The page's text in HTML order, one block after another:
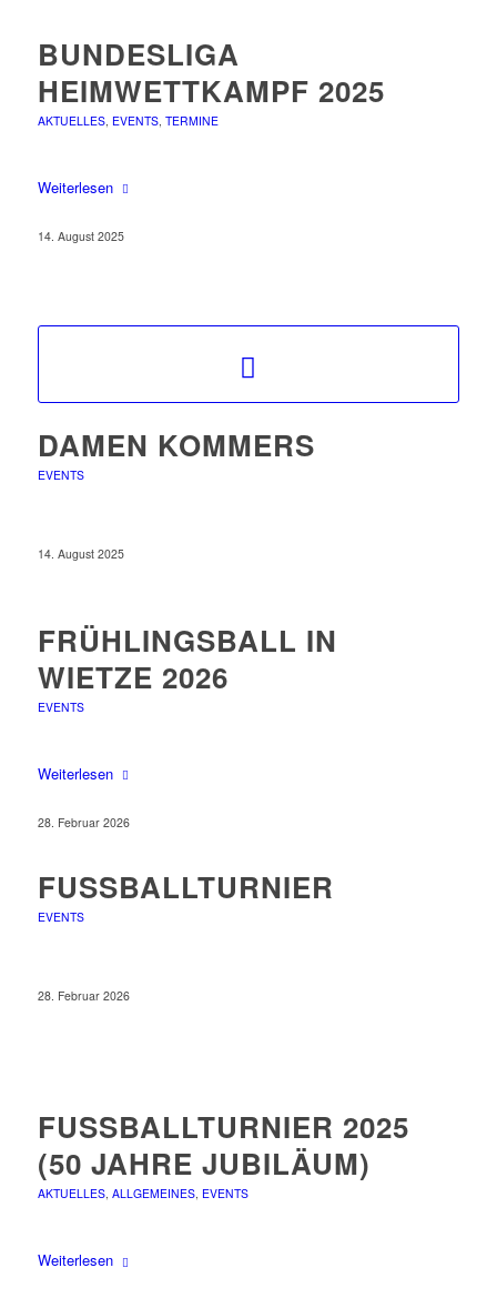
BUNDESLIGA
HEIMWETTKAMPF 2025
AKTUELLES, EVENTS, TERMINE
Weiterlesen
14. August 2025
DAMEN KOMMERS
EVENTS
14. August 2025
FRÜHLINGSBALL IN
WIETZE 2026
EVENTS
Weiterlesen
28. Februar 2026
FUSSBALLTURNIER
EVENTS
28. Februar 2026
FUSSBALLTURNIER 2025 (
50 JAHRE JUBILÄUM)
AKTUELLES, ALLGEMEINES, EVENTS
Weiterlesen